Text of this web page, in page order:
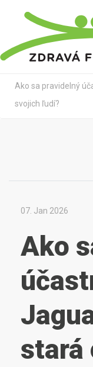
Ako sa pravidelný
svojich ľudí?
07. Jan 2026
Ako
stará